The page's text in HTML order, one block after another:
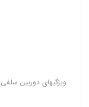
ویژگیهای دوربین سلفی